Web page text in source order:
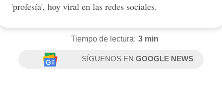
'profesía', hoy viral en las redes sociales.
Tiempo de lectura: 3 min
SÍGUENOS ENGOOGLE NEWS